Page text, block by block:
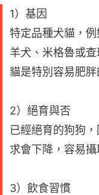
1）基因
特定品種犬貓，
羊犬、米格魯或
貓是特別容易肥胖
2）絕育與否
已經絕育的狗狗
求會下降，容易
3）飲食習慣